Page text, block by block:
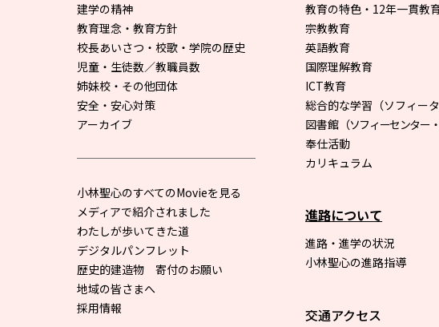
建学の精神
教育理念・教育方針
校長あいさつ・校歌・学院の歴史
児童・生徒数／教職員数
姉妹校・その他団体
安全・安心対策
アーカイブ
小林聖心のすべてのMovieを見る
メディアで紹介されました
わたしが歩いてきた道
デジタルパンフレット
歴史的建造物 寄付のお願い
地域の皆さまへ
採用情報
教育の特色・12年一貫教
宗教教育
英語教育
国際理解教育
ICT教育
総合的な学習（ソフィータ
図書館 （ソフィーセンター
奉仕活動
カリキュラム
進路について
進路・進学の状況
小林聖心の進路指導
交通アクセス